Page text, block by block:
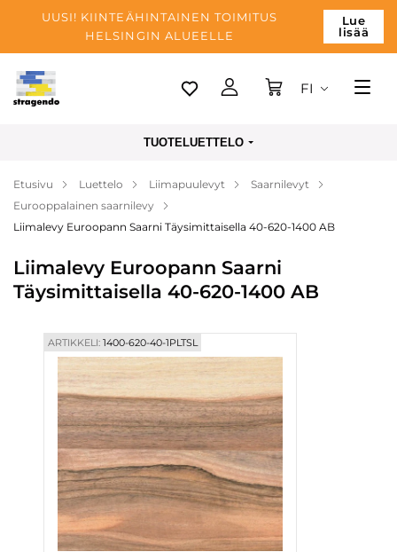
UUSI! KIINTEÄHINTAINEN TOIMITUS
HELSINGIN ALUEELLE
Lue
lisää
Tallinn
Maksu
Yrityksen
Blogi
Yhteystiedot
FI
TUOTELUETTELO
Etusivu Luettelo Liimapuulevyt
Saarnilevyt
Eurooppalainen saarnilevy
Liimalevy Euroopann Saarni Täysimittaisella 40-620-1400 AB
Liimalevy Euroopann Saarni
Täysimittaisella 40-620-1400 AB
ARTIKKELI:1400-620-40-1PLTSL